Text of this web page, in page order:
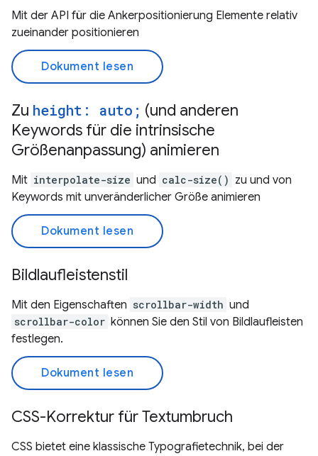
Mit der API für die Ankerpositionierung Elemente relativ
zueinander positionieren
Dokument lesen
Zu height: auto; (und anderen
Keywords für die intrinsische
Größenanpassung) animieren
Mit interpolate-size und calc-size() zu und von
Keywords mit unveränderlicher Größe animieren
Dokument lesen
Bildlaufleistenstil
Mit den Eigenschaften scrollbar-width und
scrollbar-color können Sie den Stil von Bildlaufleisten
festlegen.
Dokument lesen
CSS-Korrektur für Textumbruch
CSS bietet eine klassische Typografietechnik, bei der